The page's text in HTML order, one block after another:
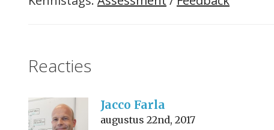
Reacties
Jacco Farla
augustus 22nd, 2017